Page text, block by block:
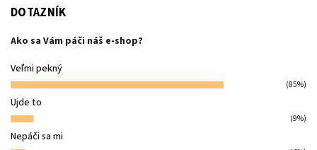
DOTAZNÍK
Ako sa Vám páči náš e-shop?
Veľmi pekný
(85%)
Ujde to
(9%)
Nepáči sa mi